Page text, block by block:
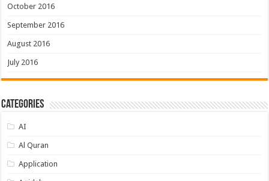
October 2016
September 2016
August 2016
July 2016
Categories
AI
Al Quran
Application